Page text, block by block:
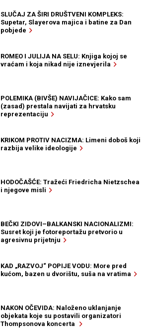
SLUČAJ ZA ŠIRI DRUŠTVENI KOMPLEKS:
Supetar, Slayerova majica i batine za Dan
pobjede
ROMEO I JULIJA NA SELU: Knjiga kojoj se
vraćam i koja nikad nije iznevjerila
POLEMIKA (BIVŠE) NAVIJAČICE: Kako sam
(zasad) prestala navijati za hrvatsku
reprezentaciju
KRIKOM PROTIV NACIZMA: Limeni doboš koji
razbija velike ideologije
HODOČAŠĆE: Tražeći Friedricha Nietzschea
i njegove misli
BEČKI ZIDOVI–BALKANSKI NACIONALIZMI:
Susret koji je fotoreportažu pretvorio u
agresivnu prijetnju
KAD „RAZVOJ“ POPIJE VODU: More pred
kućom, bazen u dvorištu, suša na vratima
NAKON OČEVIDA: Naloženo uklanjanje
objekata koje su postavili organizatori
Thompsonova koncerta